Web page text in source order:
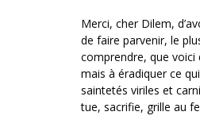
Merci, cher Dilem,
de faire parvenir, le
comprendre, que voici
mais à éradiquer ce
saintetés viriles et
tue, sacrifie, grille au